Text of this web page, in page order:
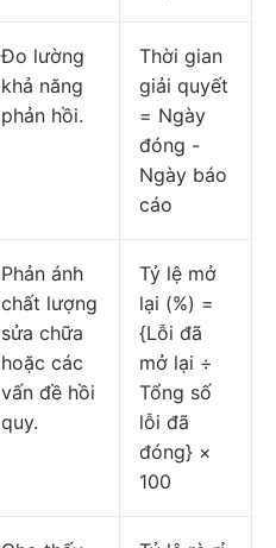
Đo lường
khả năng
phản hồi.
Thời gian
giải quyết
= Ngày
đóng -
Ngày báo
cáo
Phản ánh
chất lượng
sửa chữa
hoặc các
vấn đề hồi
quy.
Tỷ lệ mở
lại (%) =
{Lỗi đã
mở lại ÷
Tổng số
lỗi đã
đóng} ×
100